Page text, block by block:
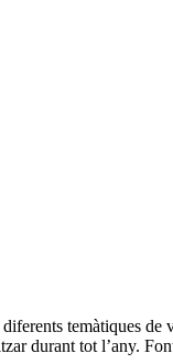
temàtiques de
durant tot l’any.